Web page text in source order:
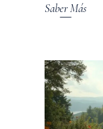
Saber Más